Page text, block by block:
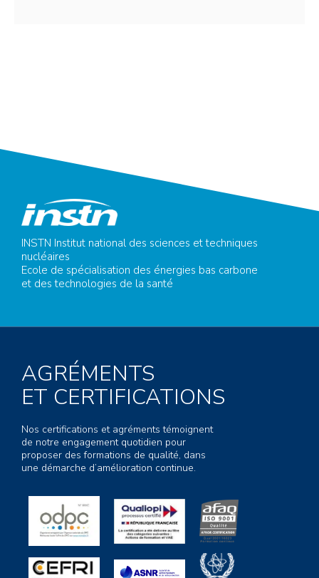
INSTN Institut national des sciences et techniques
nucléaires
Ecole de spécialisation des énergies bas carbone
et des technologies de la santé
AGRÉMENTS
ET CERTIFICATIONS
Nos certifications et agréments témoignent
de notre engagement quotidien pour
proposer des formations de qualité, dans
une démarche d’amélioration continue.